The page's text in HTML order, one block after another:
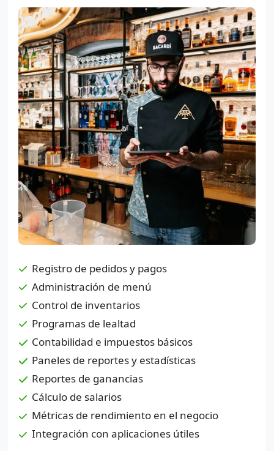
Registro de pedidos y pagos
Administración de menú
Control de inventarios
Programas de lealtad
Contabilidad e impuestos básicos
Paneles de reportes y estadísticas
Reportes de ganancias
Cálculo de salarios
Métricas de rendimiento en el negocio
Integración con aplicaciones útiles